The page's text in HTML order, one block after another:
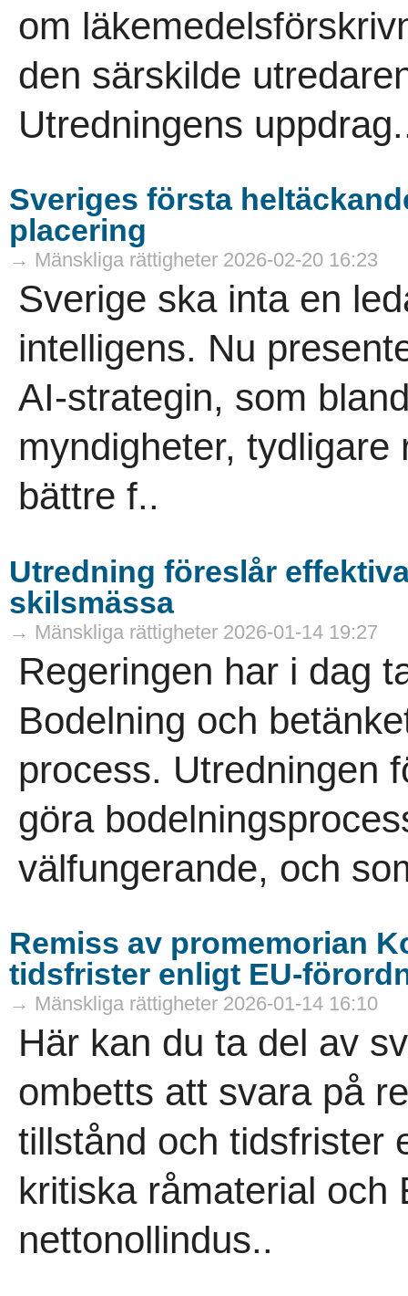
om
den särskilde
Utredningens
Sveriges första
placering
→ Mänskliga rättigheter 2026-02-20 16:23
Sverige ska inta en
intelligens. Nu
AI-strategin, som
myndigheter,
bättre f..
Utredning föreslår
skilsmässa
→ Mänskliga rättigheter 2026-01-14 19:27
Regeringen har i dag
Bodelning och
process. Utredningen
göra
välfungerande, och
Remiss av promemorian
tidsfrister enligt EU-
→ Mänskliga rättigheter 2026-01-14 16:10
Här kan du ta del av
ombetts att svara på
tillstånd och tidsfrister
kritiska råmaterial och
nettonollindus..